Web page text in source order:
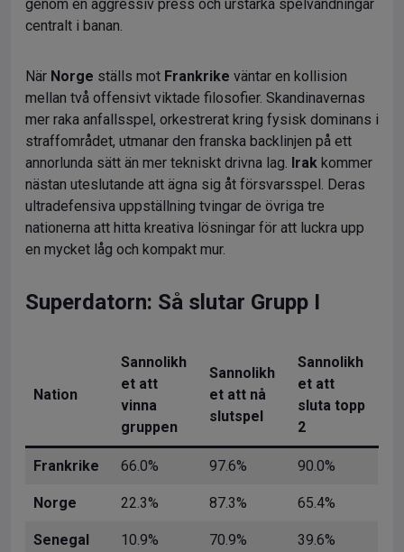
genom en aggressiv press och urstarka spelvändningar
centralt i banan.
När Norge ställs mot Frankrike väntar en kollision
mellan två offensivt viktade filosofier. Skandinavernas
mer raka anfallsspel, orkestrerat kring fysisk dominans i
straffområdet, utmanar den franska backlinjen på ett
annorlunda sätt än mer tekniskt drivna lag. Irak kommer
nästan uteslutande att ägna sig åt försvarsspel. Deras
ultradefensiva uppställning tvingar de övriga tre
nationerna att hitta kreativa lösningar för att luckra upp
en mycket låg och kompakt mur.
Superdatorn: Så slutar Grupp I
Nation
Sannolikh
et att
vinna
gruppen
Sannolikh
et att nå
slutspel
Sannolikh
et att
sluta topp
2
Frankrike 66.0% 97.6% 90.0%
Norge 22.3% 87.3% 65.4%
Senegal 10.9% 70.9% 39.6%